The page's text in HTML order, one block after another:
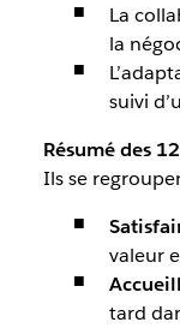
La
la
suivi
Résumé des
Ils se
valeur
tard